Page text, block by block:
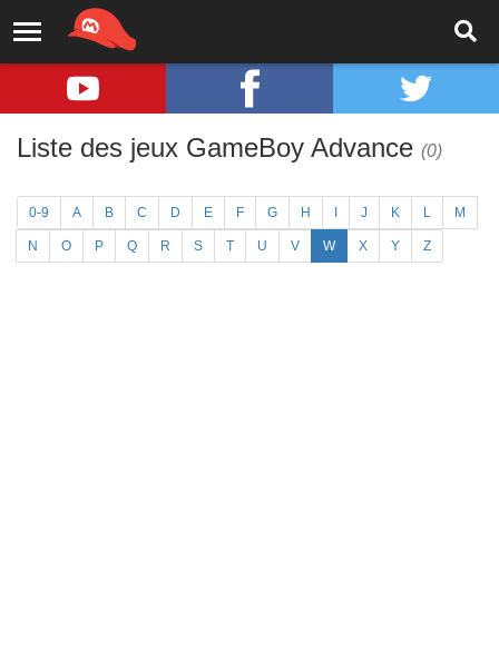
Liste des jeux GameBoy Advance (0)
0-9 A B C D E F G H J K L M
N O P Q R S T U V W X Y Z